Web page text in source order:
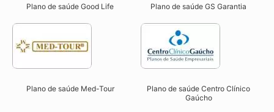
Plano de saúde Good Life Plano de saúde GS Garantia
Plano de saúde Med-Tour
Plano de saúde Centro Clínico
Gaúcho